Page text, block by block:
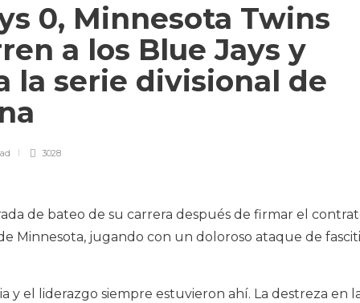
0, Minnesota Twins
a los Blue Jays y
la serie divisional de
3028
de bateo de su carrera después de firmar el
Minnesota, jugando con un doloroso ataque de
y el liderazgo siempre estuvieron ahí. La destreza en